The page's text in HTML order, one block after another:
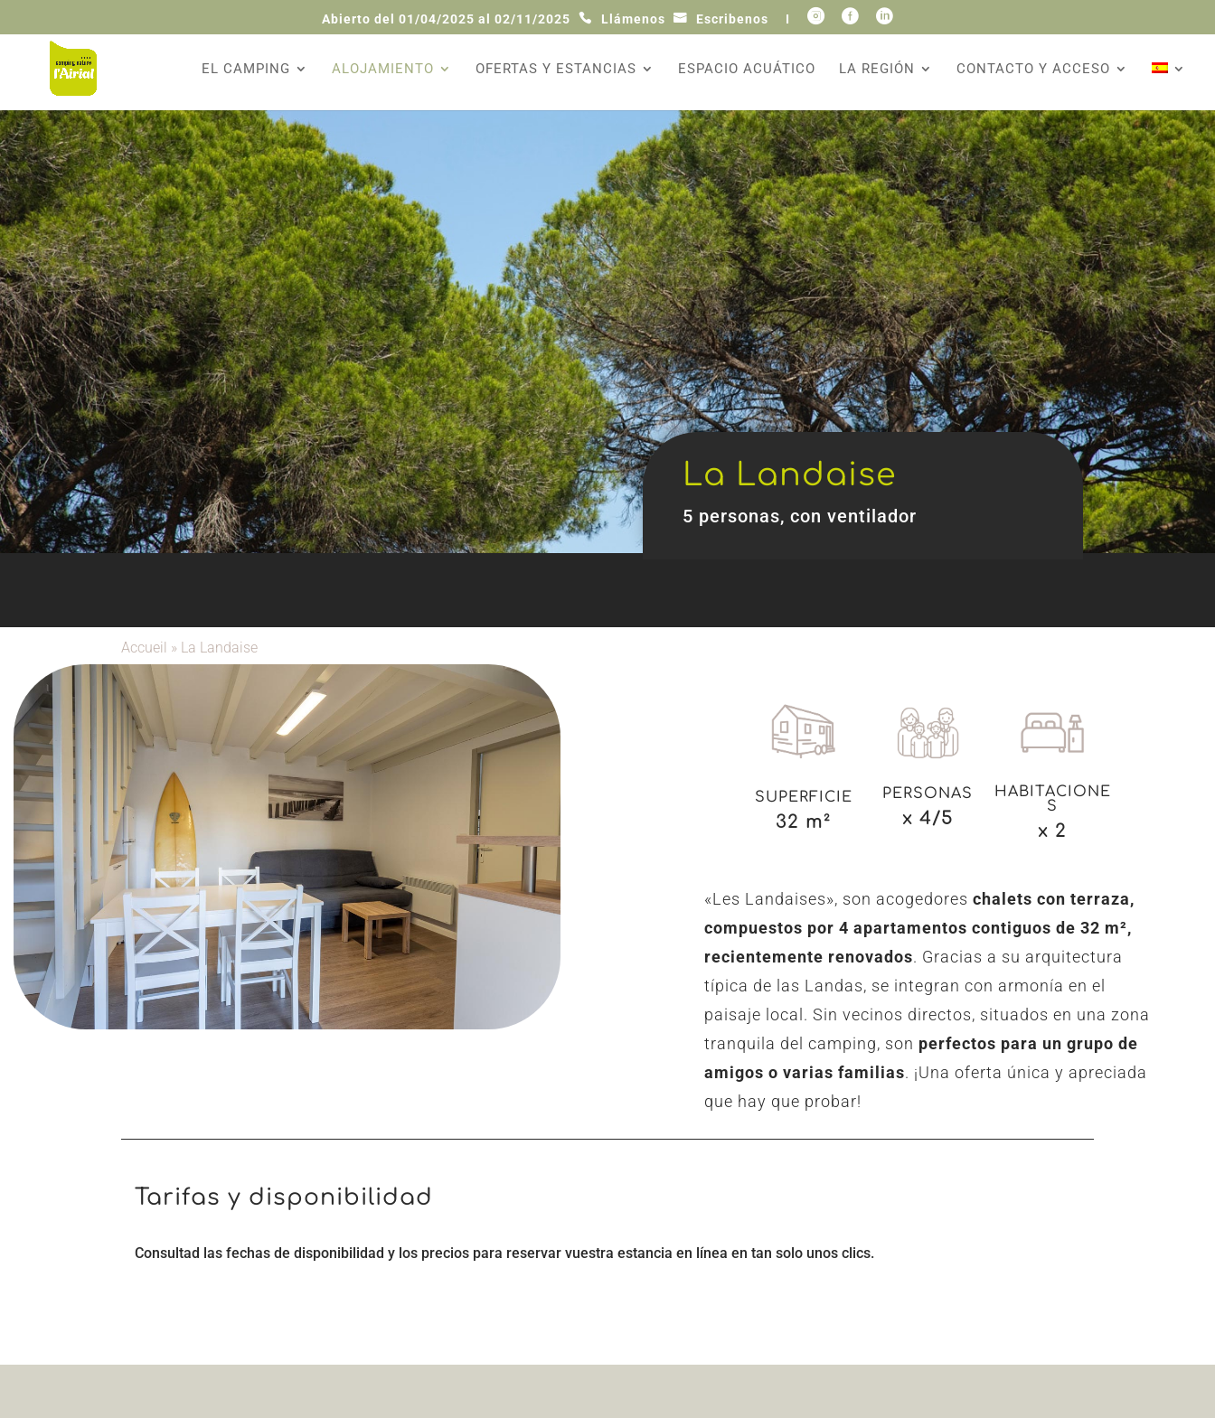
Abierto del 01/04/2025 al 02/11/2025 Llámenos Escribenos I   
EL CAMPING ALOJAMIENTO OFERTAS Y ESTANCIAS ESPACIO ACUÁTICO LA REGIÓN CONTACTO Y ACCESO
La Landaise
5 personas, con ventilador
Accueil » La Landaise
SUPERFICIE
32 m²
PERSONAS
x 4/5
HABITACIONE
S
x 2
«Les Landaises», son acogedores chalets con terraza,
compuestos por 4 apartamentos contiguos de 32 m²,
recientemente renovados. Gracias a su arquitectura
típica de las Landas, se integran con armonía en el
paisaje local. Sin vecinos directos, situados en una zona
tranquila del camping, son perfectos para un grupo de
amigos o varias familias. ¡Una oferta única y apreciada
que hay que probar!
Tarifas y disponibilidad
Consultad las fechas de disponibilidad y los precios para reservar vuestra estancia en línea en tan solo unos clics.